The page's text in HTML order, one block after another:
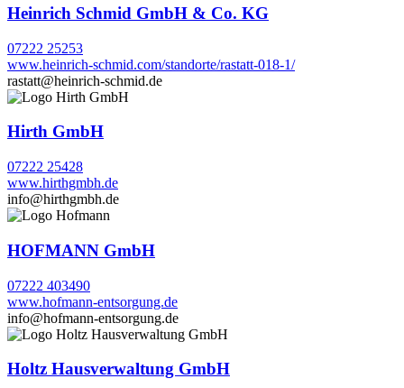
Heinrich Schmid GmbH & Co. KG
07222 25253
www.heinrich-schmid.com/standorte/rastatt-018-1/
rastatt@heinrich-schmid.de
Hirth GmbH
07222 25428
www.hirthgmbh.de
info@hirthgmbh.de
HOFMANN GmbH
07222 403490
www.hofmann-entsorgung.de
info@hofmann-entsorgung.de
Holtz Hausverwaltung GmbH